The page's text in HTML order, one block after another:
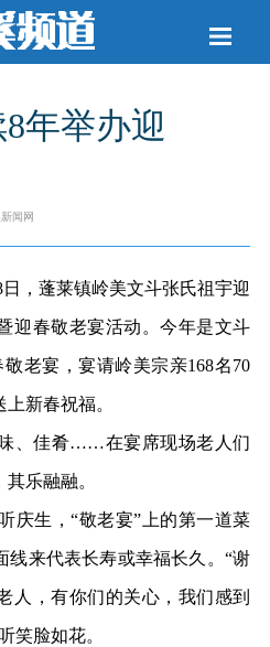
年举办迎
闻网
日，蓬莱镇岭美文斗张氏祖宇迎
迎春敬老宴活动。今年是文斗
老宴，宴请岭美宗亲168名70
新春祝福。
、佳肴……在宴席现场老人们
乐融融。
庆生，“敬老宴”上的第一道菜
线来代表长寿或幸福长久。“谢
人，有你们的关心，我们感到
笑脸如花。